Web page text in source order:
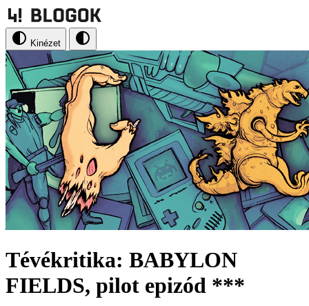
Kinézet
Tévékritika: BABYLON
FIELDS, pilot epizód ***